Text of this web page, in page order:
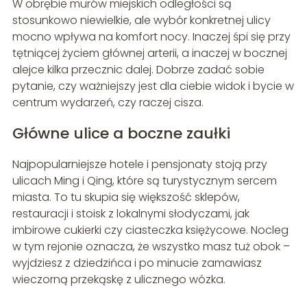
W obrębie murów miejskich odległości są
stosunkowo niewielkie, ale wybór konkretnej ulicy
mocno wpływa na komfort nocy. Inaczej śpi się przy
tętniącej życiem głównej arterii, a inaczej w bocznej
alejce kilka przecznic dalej. Dobrze zadać sobie
pytanie, czy ważniejszy jest dla ciebie widok i bycie w
centrum wydarzeń, czy raczej cisza.
Główne ulice a boczne zaułki
Najpopularniejsze hotele i pensjonaty stoją przy
ulicach Ming i Qing, które są turystycznym sercem
miasta. To tu skupia się większość sklepów,
restauracji i stoisk z lokalnymi słodyczami, jak
imbirowe cukierki czy ciasteczka księżycowe. Nocleg
w tym rejonie oznacza, że wszystko masz tuż obok –
wyjdziesz z dziedzińca i po minucie zamawiasz
wieczorną przekąskę z ulicznego wózka.